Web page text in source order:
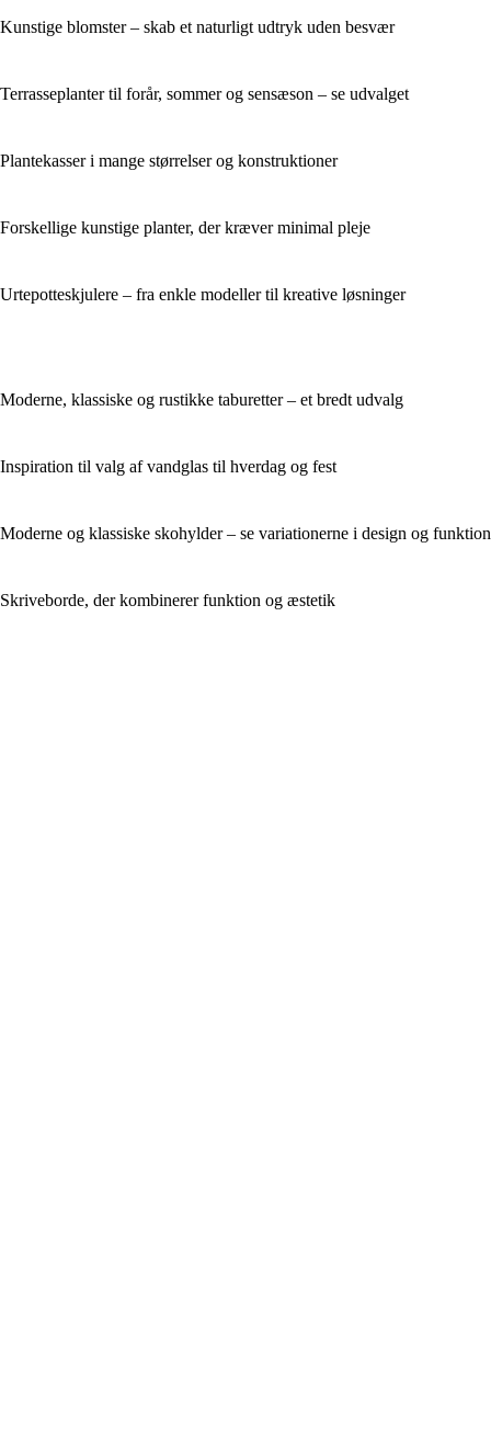
Kunstige blomster – skab et naturligt udtryk uden besvær
Terrasseplanter til forår, sommer og sensæson – se udvalget
Plantekasser i mange størrelser og konstruktioner
Forskellige kunstige planter, der kræver minimal pleje
Urtepotteskjulere – fra enkle modeller til kreative løsninger
Moderne, klassiske og rustikke taburetter – et bredt udvalg
Inspiration til valg af vandglas til hverdag og fest
Moderne og klassiske skohylder – se variationerne i design og funktion
Skriveborde, der kombinerer funktion og æstetik